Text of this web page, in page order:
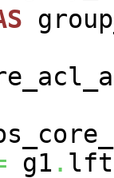
g1 . lft